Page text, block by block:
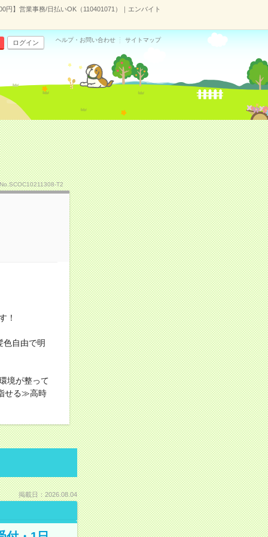
円】営業事務/日払いOK（110401071）｜エンバイト
ログイン ヘルプ・お問い合わせ サイトマップ
No.SCOC10211308-T2
！
自由で明
境が整って
せる≫高時
掲載日：2026.08.04